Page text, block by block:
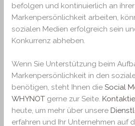
befolgen und kontinuierlich an ihrer
Markenpersönlichkeit arbeiten,
sozialen Medien erfolgreich sein
Konkurrenz abheben.
Wenn Sie Unterstützung beim
Markenpersönlichkeit in den
benötigen, steht Ihnen die Social
WHYNOTgerne zur Seite.
heute, um mehr über unsere
erfahren und Ihr Unternehmen auf